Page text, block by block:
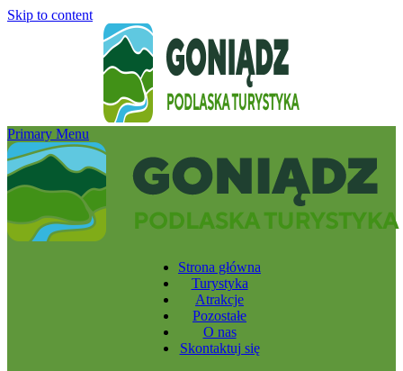
Skip to content
Primary Menu
Strona główna
Turystyka
Atrakcje
Pozostałe
O nas
Skontaktuj się